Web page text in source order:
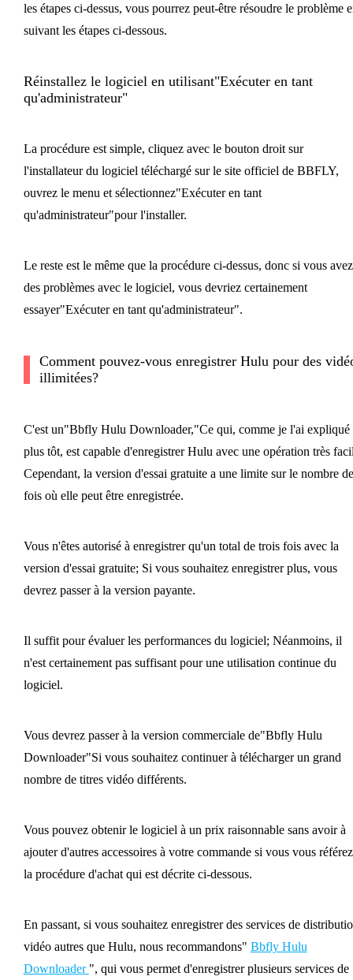
les étapes ci-dessus, vous pourrez peut-être résoudre le problème
suivant les étapes ci-dessous.
Réinstallez le logiciel en utilisant"Exécuter en tant
qu'administrateur"
La procédure est simple, cliquez avec le bouton droit sur
l'installateur du logiciel téléchargé sur le site officiel de BBFLY,
ouvrez le menu et sélectionnez"Exécuter en tant
qu'administrateur"pour l'installer.
Le reste est le même que la procédure ci-dessus, donc si vous avez
des problèmes avec le logiciel, vous devriez certainement
essayer"Exécuter en tant qu'administrateur".
Comment pouvez-vous enregistrer Hulu pour des
illimitées?
C'est un"Bbfly Hulu Downloader,"Ce qui, comme je l'ai expliqué
plus tôt, est capable d'enregistrer Hulu avec une opération très
Cependant, la version d'essai gratuite a une limite sur le nombre de
fois où elle peut être enregistrée.
Vous n'êtes autorisé à enregistrer qu'un total de trois fois avec la
version d'essai gratuite; Si vous souhaitez enregistrer plus, vous
devrez passer à la version payante.
Il suffit pour évaluer les performances du logiciel; Néanmoins, il
n'est certainement pas suffisant pour une utilisation continue du
logiciel.
Vous devrez passer à la version commerciale de"Bbfly Hulu
Downloader"Si vous souhaitez continuer à télécharger un grand
nombre de titres vidéo différents.
Vous pouvez obtenir le logiciel à un prix raisonnable sans avoir à
ajouter d'autres accessoires à votre commande si vous vous
la procédure d'achat qui est décrite ci-dessous.
En passant, si vous souhaitez enregistrer des services de
vidéo autres que Hulu, nous recommandons" Bbfly Hulu
Downloader ", qui vous permet d'enregistrer plusieurs services de